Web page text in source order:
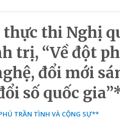
thi Nghị
trị, “Về đột
đổi mới
số quốc
TRẦN TÌNH VÀ CỘNG SỰ**